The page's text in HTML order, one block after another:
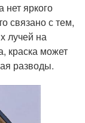
нет яркого
связано с тем,
лучей на
краска может
разводы.